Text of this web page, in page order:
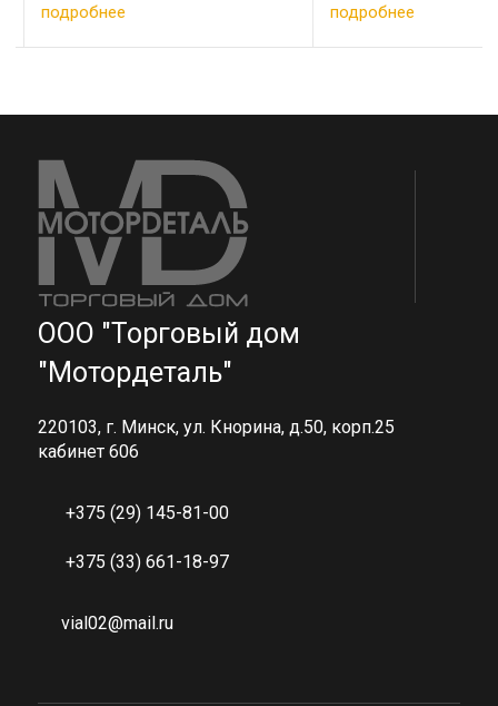
подробнее подробнее
ООО "Торговый дом
"Мотордеталь"
220103, г. Минск, ул. Кнорина, д.50, корп.25
кабинет 606
+375 (29) 145-81-00
+375 (33) 661-18-97
vial02@mail.ru